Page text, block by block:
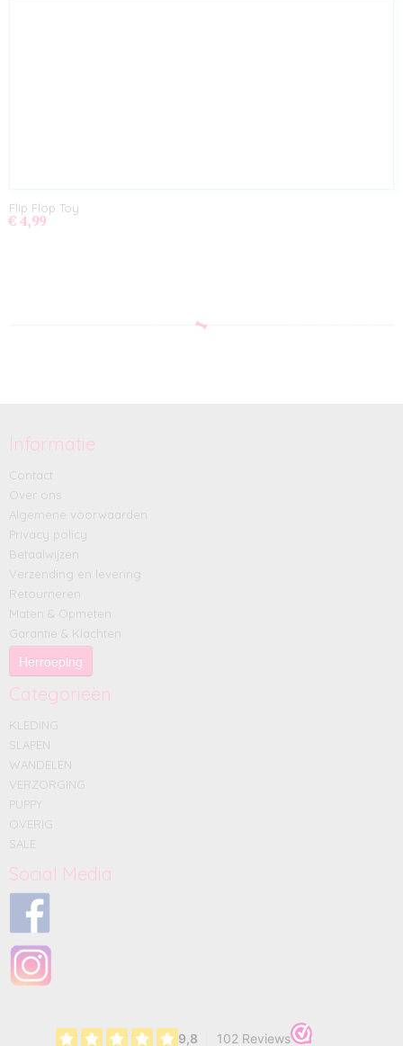
Flip Flop Toy
€ 4,99
Informatie
Contact
Over ons
Algemene voorwaarden
Privacy policy
Betaalwijzen
Verzending en levering
Retourneren
Maten & Opmeten
Garantie & Klachten
Herroeping
Categorieën
KLEDING
SLAPEN
WANDELEN
VERZORGING
PUPPY
OVERIG
SALE
Social Media